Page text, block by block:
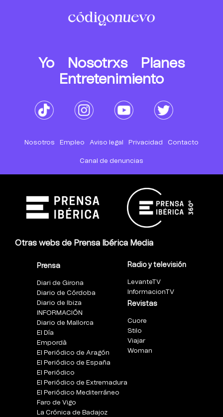
Yo Nosotrxs
Planes
Entretenimiento
Nosotros Empleo Aviso legal Privacidad Contacto
Canal de denuncias
Otras webs de Prensa Ibérica Media
Prensa
Diari de Girona
Diario de Córdoba
Diario de Ibiza
INFORMACIÓN
Diario de Mallorca
El Día
Empordà
El Periódico de Aragón
El Periódico de España
El Periódico
El Periódico de Extremadura
El Periódico Mediterráneo
Faro de Vigo
La Crónica de Badajoz
Radio y televisión
LevanteTV
InformacionTV
Revistas
Cuore
Stilo
Viajar
Woman